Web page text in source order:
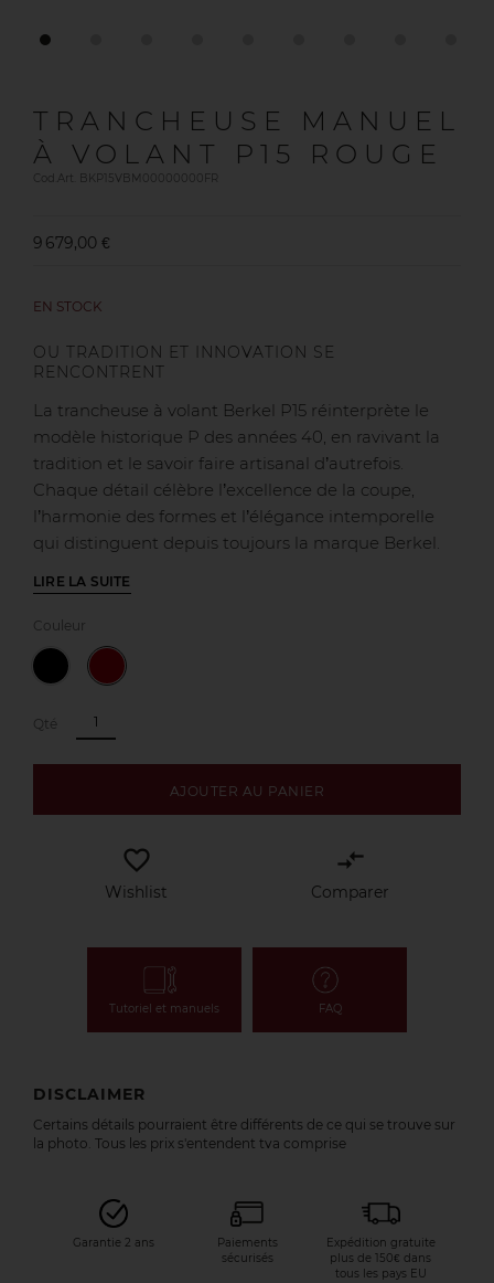
TRANCHEUSE MANUEL
À VOLANT P15 ROUGE
Cod.Art. BKP15VBM00000000FR
9 679,00 €
EN STOCK
OU TRADITION ET INNOVATION SE
RENCONTRENT
La trancheuse à volant Berkel P15 réinterprète le
modèle historique P des années 40, en ravivant la
tradition et le savoir faire artisanal d’autrefois.
Chaque détail célèbre l’excellence de la coupe,
l’harmonie des formes et l’élégance intemporelle
qui distinguent depuis toujours la marque Berkel.
LIRE LA SUITE
Couleur
Qté
AJOUTER AU PANIER
favorite_border
Wishlist
compare_arrows
Comparer
Tutoriel et manuels FAQ
DISCLAIMER
Certains détails pourraient être différents de ce qui se trouve sur
la photo. Tous les prix s'entendent tva comprise
Garantie 2 ans
Paiements
sécurisés
Expédition gratuite
plus de 150€ dans
tous les pays EU